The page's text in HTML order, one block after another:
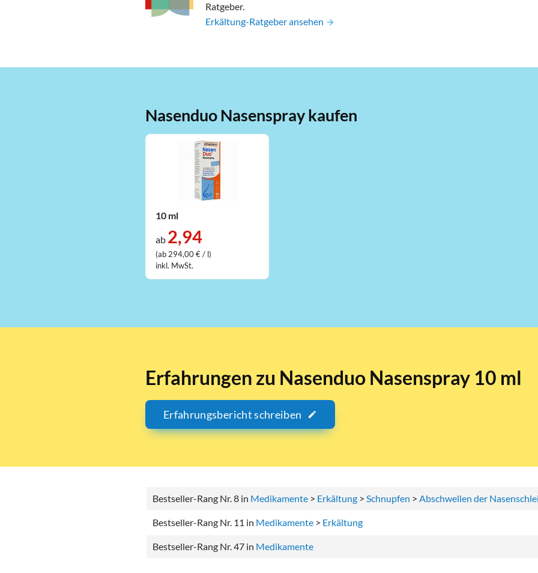
Ratgeber.
Erkältung-Ratgeber ansehen
Nasenduo Nasenspray kaufen
10 ml
ab 2,94
(ab 294,00 € / l)
inkl. MwSt.
Erfahrungen zu Nasenduo Nasenspray 10 ml
Erfahrungsbericht schreiben
Bestseller-Rang Nr. 8 in Medikamente > Erkältung > Schnupfen > Abschwellen der
Bestseller-Rang Nr. 11 in Medikamente > Erkältung
Bestseller-Rang Nr. 47 in Medikamente